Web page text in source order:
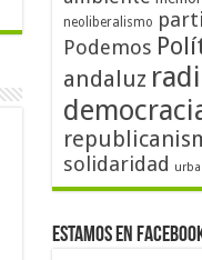
neoliberalismo
Podemos
andaluz
solidaridad
Estamos en